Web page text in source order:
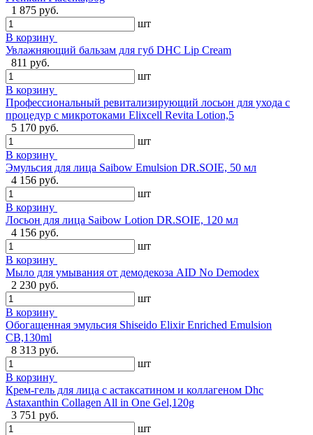
1 875 руб.
шт
В корзину
Увлажняющий бальзам для губ DHC Lip Cream
811 руб.
шт
В корзину
Профессиональный ревитализирующий лосьон для ухода с
процедур с микротоками Elixcell Revita Lotion,5
5 170 руб.
шт
В корзину
Эмульсия для лица Saibow Emulsion DR.SOIE, 50 мл
4 156 руб.
шт
В корзину
Лосьон для лица Saibow Lotion DR.SOIE, 120 мл
4 156 руб.
шт
В корзину
Мыло для умывания от демодекоза AID No Demodex
2 230 руб.
шт
В корзину
Обогащенная эмульсия Shiseido Elixir Enriched Emulsion
CB,130ml
8 313 руб.
шт
В корзину
Крем-гель для лица с астаксатином и коллагеном Dhc
Astaxanthin Collagen All in One Gel,120g
3 751 руб.
шт